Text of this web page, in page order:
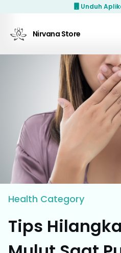
Unduh
Nirvana Store
Health Category
Tips